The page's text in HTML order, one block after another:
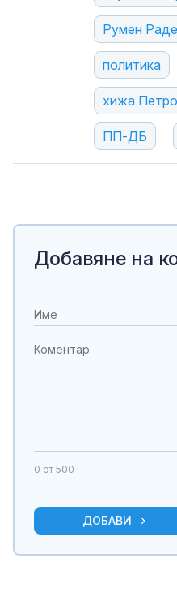
Румен
политика
хижа
ПП-ДБ
Добавяне на
0 от 500
ДОБАВИ